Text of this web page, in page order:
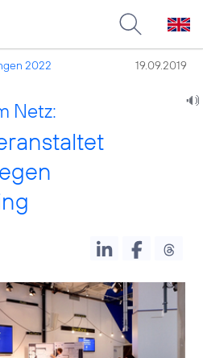
2022 19.09.2019
Netz: